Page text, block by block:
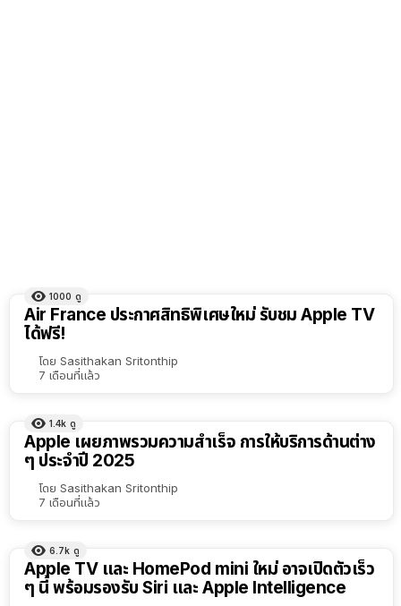
1000 ดู
Air France ประกาศสิทธิพิเศษใหม่ รับชม Apple TV
ได้ฟรี!
โดย Sasithakan Sritonthip
7 เดือนที่แล้ว
1.4k ดู
Apple เผยภาพรวมความสำเร็จ การให้บริการด้านต่าง
ๆ ประจำปี 2025
โดย Sasithakan Sritonthip
7 เดือนที่แล้ว
6.7k ดู
Apple TV และ HomePod mini ใหม่ อาจเปิดตัวเร็ว
ๆ นี้ พร้อมรองรับ Siri และ Apple Intelligence